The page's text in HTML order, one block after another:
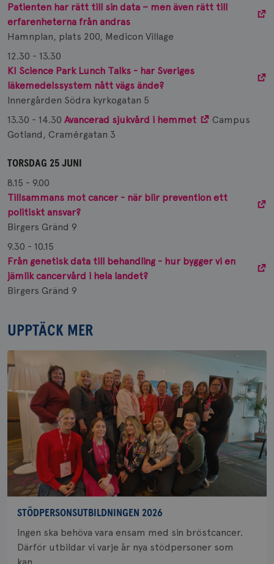
Patienten har rätt till sin data – men även rätt till
erfarenheterna från andras
Hamnplan, plats 200, Medicon Village
12.30 - 13.30
KI Science Park Lunch Talks - har Sveriges
läkemedelssystem nått vägs ände?
Innergården Södra kyrkogatan 5
13.30 - 14.30 Avancerad sjukvård i hemmet
Campus
Gotland, Cramérgatan 3
TORSDAG 25 JUNI
8.15 - 9.00
Tillsammans mot cancer - när blir prevention ett
politiskt ansvar?
Birgers Gränd 9
9.30 - 10.15
Från genetisk data till behandling - hur bygger vi en
jämlik cancervård i hela landet?
Birgers Gränd 9
UPPTÄCK MER
STÖDPERSONSUTBILDNINGEN 2026
Ingen ska behöva vara ensam med sin bröstcancer.
Därför utbildar vi varje år nya stödpersoner som
kan...